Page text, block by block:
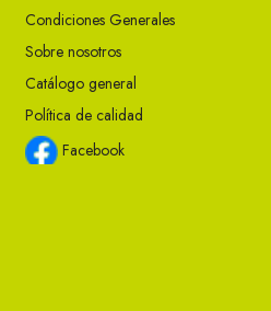
Condiciones Generales
Sobre nosotros
Catálogo general
Política de calidad
Facebook